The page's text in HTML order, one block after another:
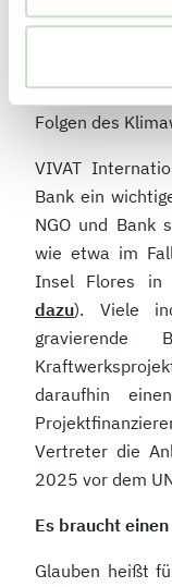
erlassen.
finanziell
Folgen des
VIVAT
Bank ein
NGO und Bank
wie etwa im
Insel Flores in
dazu). Viele
gravierende
daraufhin
Vertreter die
2025 vor dem
Es braucht
Glauben heißt